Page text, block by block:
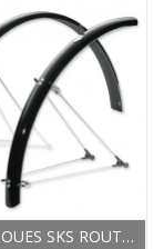
GARDE-BOUES SKS ROUTE VTC B42 BLUEMELS NOIR